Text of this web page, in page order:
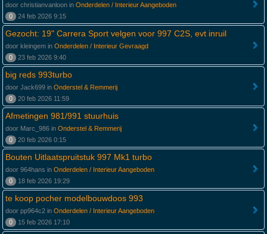
door christianvanloon in Onderdelen / Interieur Aangeboden
0
24 feb 2026 9:15
Gezocht: 19" Carrera Sport velgen voor 997 C2S, evt inruil
door kleingem in Onderdelen / Interieur Gevraagd
0
23 feb 2026 9:40
big reds 993turbo
door Jack699 in Onderstel & Remmerij
0
20 feb 2026 11:59
Afmetingen 981/991 stuurhuis
door Marc_986 in Onderstel & Remmerij
0
20 feb 2026 0:15
Bouten Uitlaatspruitstuk 997 Mk1 turbo
door 964hans in Onderdelen / Interieur Aangeboden
0
18 feb 2026 19:29
te koop pocher modelbouwdoos 993
door pp964c2 in Onderdelen / Interieur Aangeboden
0
15 feb 2026 17:10